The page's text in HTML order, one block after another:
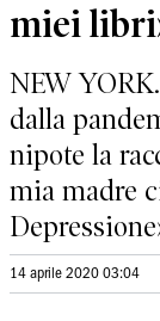
miei
NEW
dalla
nipote la
mia madre
14 aprile 2020 03:04